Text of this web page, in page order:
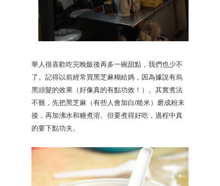
華人很喜歡吃完晚飯後再多一碗甜點，我們也少不
了。記得以前經常買黑芝麻糊給媽，因為據說有烏
黑頭髮的效果（好像真的有點功效！）。其實煮法
不難，先把黑芝麻（有些人會加白/糙米）磨成粉末
後，再加沸水和糖煮溶。但要煮得好吃，過程中真
的要下點功夫。